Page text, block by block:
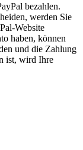
bezahlen.
werden Sie
Website
haben, können
und die Zahlung
ist, wird Ihre